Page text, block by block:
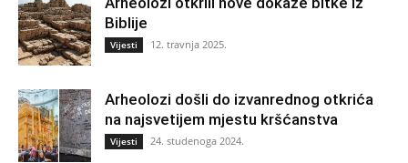
Biblije
Vijesti 12. travnja 2025.
Arheolozi došli do izvanrednog otkrića
na najsvetijem mjestu kršćanstva
Vijesti 24. studenoga 2024.